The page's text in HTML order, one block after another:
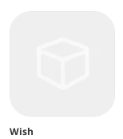
Wish